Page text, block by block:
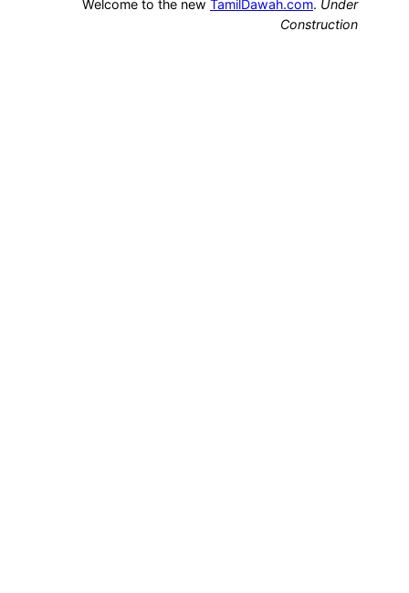
Welcome to the new TamilDawah.com. Under
Construction